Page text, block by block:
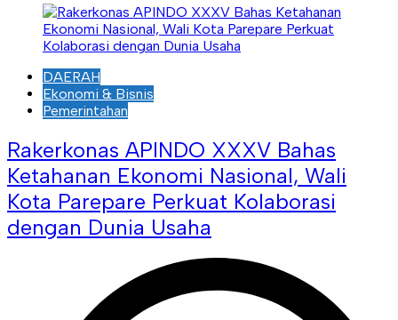
DAERAH
Ekonomi & Bisnis
Pemerintahan
Rakerkonas APINDO XXXV Bahas
Ketahanan Ekonomi Nasional, Wali
Kota Parepare Perkuat Kolaborasi
dengan Dunia Usaha